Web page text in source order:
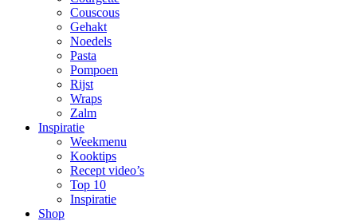
Couscous
Gehakt
Noedels
Pasta
Pompoen
Rijst
Wraps
Zalm
Inspiratie
Weekmenu
Kooktips
Recept video’s
Top 10
Inspiratie
Shop